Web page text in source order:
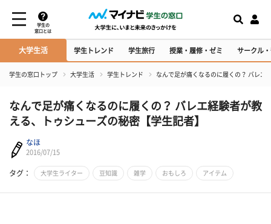
学生の
窓口とは
大学生活 学生トレンド 学生旅行 授業・履修・ゼミ サークル
学生の窓口トップ 大学生活 学生トレンド なんで足が痛くなるのに履くの？ バレエ
なんで足が痛くなるのに履くの？ バレエ経験者が教
える、トゥシューズの秘密【学生記者】
なほ
2016/07/15
タグ： 大学生ライター 豆知識 雑学 おもしろ アイテム